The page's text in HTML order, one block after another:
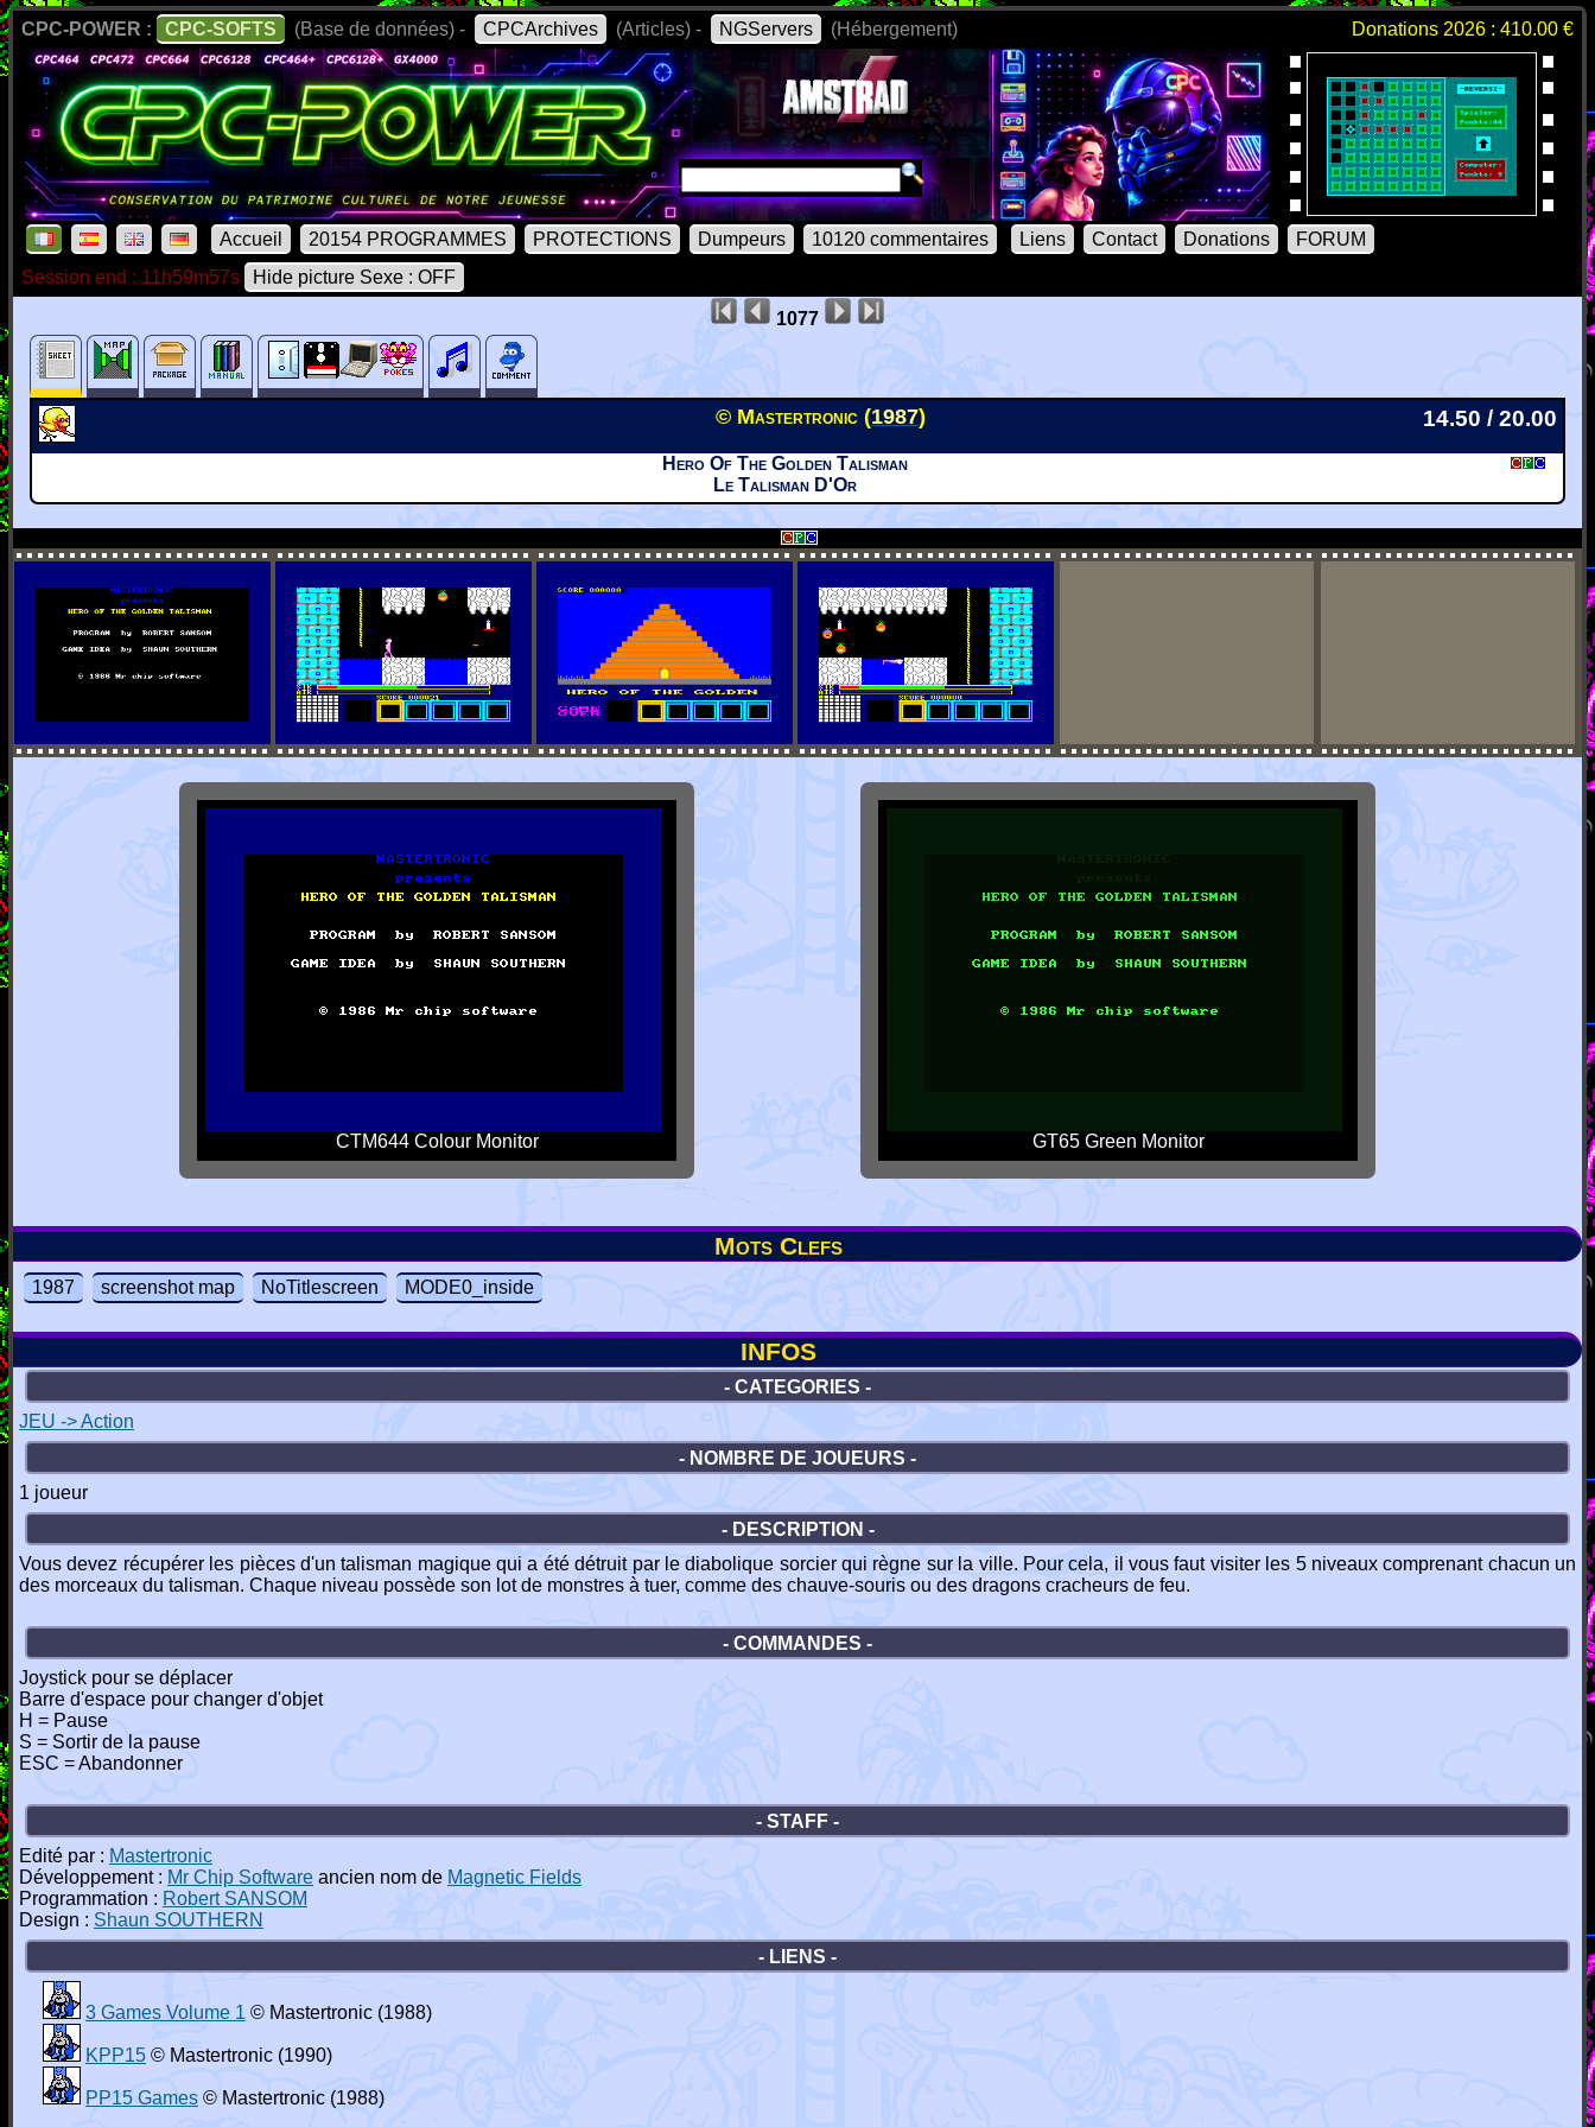
CPC-POWER : CPC-SOFTS (Base de données) - CPCArchives (Articles) - NGServers (Hébergement) Donations 2026 : 410.00 €
Accueil 20154 PROGRAMMES PROTECTIONS Dumpeurs 10120 commentaires Liens Contact Donations
FORUM
Session end : 11h59m57s
Hide picture Sexe : OFF
1077
© Mastertronic (1987) 14.50 / 20.00
Hero Of The Golden Talisman
Le Talisman D'Or
CTM644 Colour Monitor GT65 Green Monitor
Mots Clefs
1987 screenshot map NoTitlescreen MODE0_inside
INFOS
- CATEGORIES -
JEU -> Action
- NOMBRE DE JOUEURS -
1 joueur
- DESCRIPTION -
Vous devez récupérer les pièces d'un talisman magique qui a été détruit par le diabolique sorcier qui règne sur la ville. Pour cela, il vous faut visiter les 5 niveaux comprenant chacun un
des morceaux du talisman. Chaque niveau possède son lot de monstres à tuer, comme des chauve-souris ou des dragons cracheurs de feu.
- COMMANDES -
Joystick pour se déplacer
Barre d'espace pour changer d'objet
H = Pause
S = Sortir de la pause
ESC = Abandonner
- STAFF -
Edité par : Mastertronic
Développement : Mr Chip Software ancien nom de Magnetic Fields
Programmation : Robert SANSOM
Design : Shaun SOUTHERN
- LIENS -
3 Games Volume 1 © Mastertronic (1988)
KPP15 © Mastertronic (1990)
PP15 Games © Mastertronic (1988)